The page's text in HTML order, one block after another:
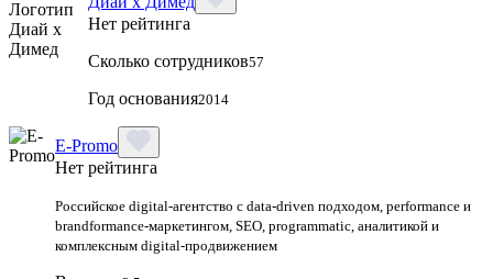
Нет рейтинга
Сколько сотрудников57
Год основания2014
E-Promo
Нет рейтинга
Российское digital-агентство с data-driven подходом, performance и
brandformance-маркетингом, SEO, programmatic, аналитикой и
комплексным digital-продвижением